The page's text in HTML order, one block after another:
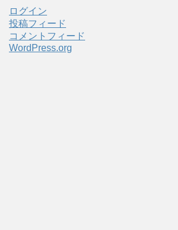
ログイン
投稿フィード
コメントフィード
WordPress.org